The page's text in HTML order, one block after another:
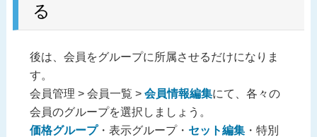
る
後は、会員をグループに所属させるだけになりま
す。
会員管理 > 会員一覧 > 会員情報編集にて、各々の
会員のグループを選択しましょう。
価格グループ・表示グループ・ セット編集・特別